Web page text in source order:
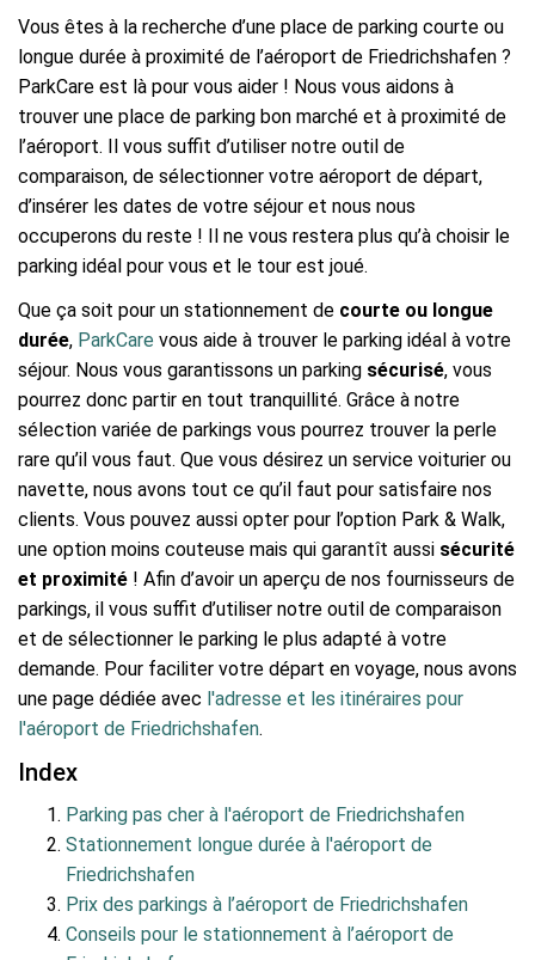
Vous êtes à la recherche d’une place de parking courte ou
longue durée à proximité de l’aéroport de Friedrichshafen ?
ParkCare est là pour vous aider ! Nous vous aidons à
trouver une place de parking bon marché et à proximité de
l’aéroport. Il vous suffit d’utiliser notre outil de
comparaison, de sélectionner votre aéroport de départ,
d’insérer les dates de votre séjour et nous nous
occuperons du reste ! Il ne vous restera plus qu’à choisir le
parking idéal pour vous et le tour est joué.
Que ça soit pour un stationnement de courte ou longue
durée, ParkCare vous aide à trouver le parking idéal à votre
séjour. Nous vous garantissons un parking sécurisé, vous
pourrez donc partir en tout tranquillité. Grâce à notre
sélection variée de parkings vous pourrez trouver la perle
rare qu’il vous faut. Que vous désirez un service voiturier ou
navette, nous avons tout ce qu’il faut pour satisfaire nos
clients. Vous pouvez aussi opter pour l’option Park & Walk,
une option moins couteuse mais qui garantît aussi sécurité
et proximité ! Afin d’avoir un aperçu de nos fournisseurs de
parkings, il vous suffit d’utiliser notre outil de comparaison
et de sélectionner le parking le plus adapté à votre
demande. Pour faciliter votre départ en voyage, nous avons
une page dédiée avec l'adresse et les itinéraires pour
l'aéroport de Friedrichshafen.
Index
Parking pas cher à l'aéroport de Friedrichshafen
Stationnement longue durée à l'aéroport de
Friedrichshafen
Prix des parkings à l’aéroport de Friedrichshafen
Conseils pour le stationnement à l’aéroport de